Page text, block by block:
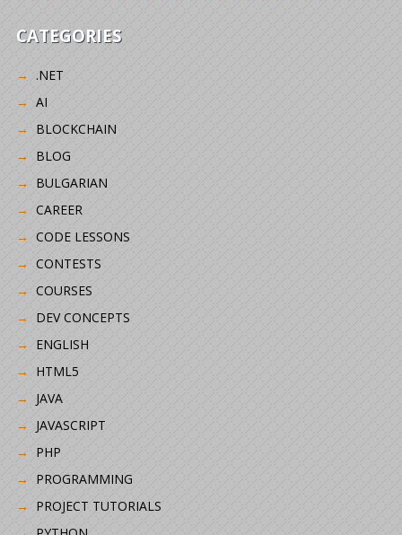
CATEGORIES
.NET
AI
BLOCKCHAIN
BLOG
BULGARIAN
CAREER
CODE LESSONS
CONTESTS
COURSES
DEV CONCEPTS
ENGLISH
HTML5
JAVA
JAVASCRIPT
PHP
PROGRAMMING
PROJECT TUTORIALS